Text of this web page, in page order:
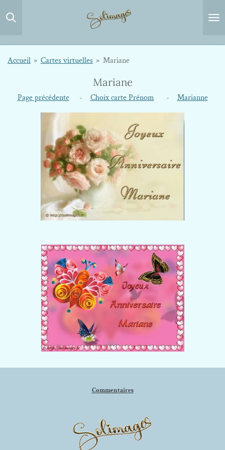
Passer
Accueil » Cartes virtuelles » Mariane
Mariane
Page précédente- Choix carte Prénom - Marianne
Commentaires